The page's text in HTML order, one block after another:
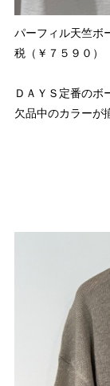
パーフィル天竺
税（￥７５９０）
ＤＡＹＳ定番のボ
欠品中のカラーが